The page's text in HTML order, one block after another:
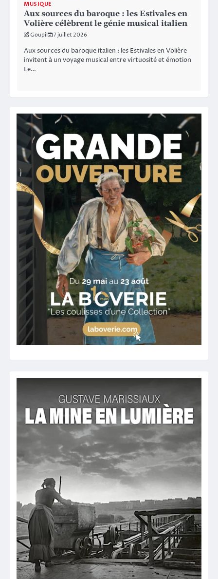
MUSIQUE
Aux sources du baroque : les Estivales en
Volière célèbrent le génie musical italien
Goupil 7 juillet 2026
Aux sources du baroque italien : les Estivales en Volière
invitent à un voyage musical entre virtuosité et émotion
Le…